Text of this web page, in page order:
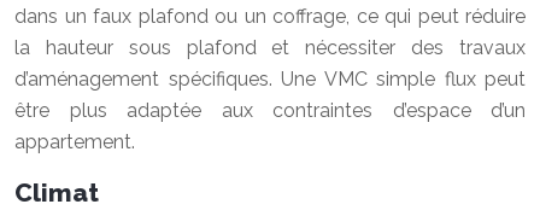
dans un faux plafond ou un coffrage, ce qui peut réduire
la hauteur sous plafond et nécessiter des travaux
d’aménagement spécifiques. Une VMC simple flux peut
être plus adaptée aux contraintes d’espace d’un
appartement.
Climat